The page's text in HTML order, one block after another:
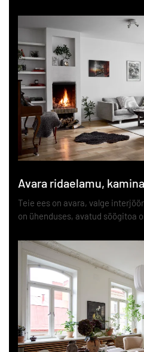
Avara ridaelamu,
Teie ees on avara, valge
on ühenduses, avatud söögitoa